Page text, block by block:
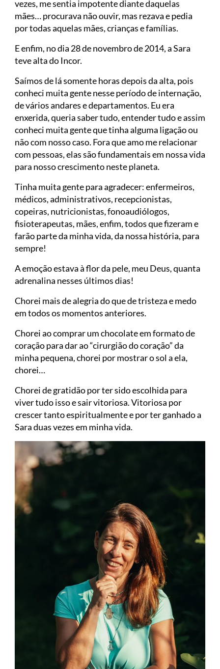
vezes, me sentia impotente diante daquelas
mães… procurava não ouvir, mas rezava e pedia
por todas aquelas mães, crianças e famílias.
E enfim, no dia 28 de novembro de 2014, a Sara
teve alta do Incor.
Saímos de lá somente horas depois da alta, pois
conheci muita gente nesse período de internação,
de vários andares e departamentos. Eu era
enxerida, queria saber tudo, entender tudo e assim
conheci muita gente que tinha alguma ligação ou
não com nosso caso. Fora que amo me relacionar
com pessoas, elas são fundamentais em nossa vida
para nosso crescimento neste planeta.
Tinha muita gente para agradecer: enfermeiros,
médicos, administrativos, recepcionistas,
copeiras, nutricionistas, fonoaudiólogos,
fisioterapeutas, mães, enfim, todos que fizeram e
farão parte da minha vida, da nossa história, para
sempre!
A emoção estava à flor da pele, meu Deus, quanta
adrenalina nesses últimos dias!
Chorei mais de alegria do que de tristeza e medo
em todos os momentos anteriores.
Chorei ao comprar um chocolate em formato de
coração para dar ao “cirurgião do coração” da
minha pequena, chorei por mostrar o sol a ela,
chorei…
Chorei de gratidão por ter sido escolhida para
viver tudo isso e sair vitoriosa. Vitoriosa por
crescer tanto espiritualmente e por ter ganhado a
Sara duas vezes em minha vida.